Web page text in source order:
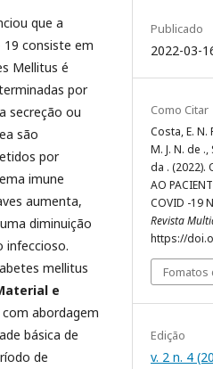
que a
19 consiste em
Mellitus é
por
secreção ou
são
por
imune
aumenta,
diminuição
infeccioso.
mellitus
e
abordagem
básica de
de
Publicado
2022-03-
Como Citar
Costa, E. N.
M. J. N. de .,
da . (2022).
AO
COVID -19
Revista
https://
Fomatos
Edição
v. 2 n. 4